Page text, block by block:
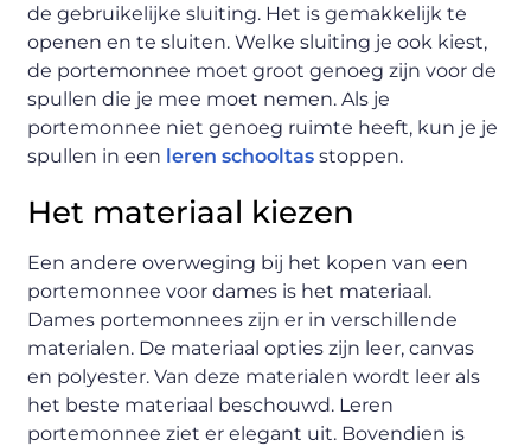
de gebruikelijke sluiting. Het is gemakkelijk te
openen en te sluiten. Welke sluiting je ook kiest,
de portemonnee moet groot genoeg zijn voor de
spullen die je mee moet nemen. Als je
portemonnee niet genoeg ruimte heeft, kun je je
spullen in een leren schooltas stoppen.
Het materiaal kiezen
Een andere overweging bij het kopen van een
portemonnee voor dames is het materiaal.
Dames portemonnees zijn er in verschillende
materialen. De materiaal opties zijn leer, canvas
en polyester. Van deze materialen wordt leer als
het beste materiaal beschouwd. Leren
portemonnee ziet er elegant uit. Bovendien is